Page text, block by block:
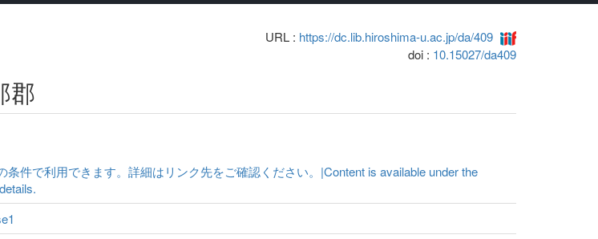
URL : https://dc.lib.hiroshima-u.ac.jp/da/409
doi : 10.15027/da409
郡
件で利用できます。詳細はリンク先をご確認ください。|Content is available under the